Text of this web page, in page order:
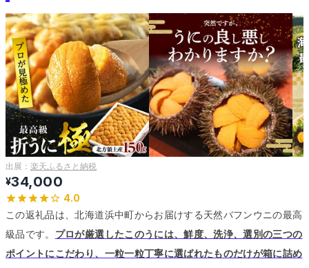
出展： 楽天ふるさと納税
¥34,000
4.0
この返礼品は、北海道浜中町からお届けする天然バフンウニの最高
級品です。 プロが厳選したこのうには、鮮度、洗浄、選別の三つの
ポイントにこだわり、一粒一粒丁寧に選ばれたものだけが箱に詰め